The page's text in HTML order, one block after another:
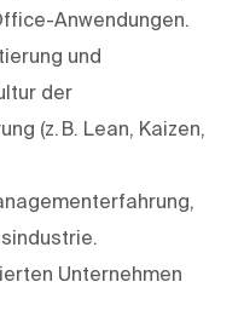
Anwendungen.
und
der
(z. B. Lean, Kaizen,
Unternehmen